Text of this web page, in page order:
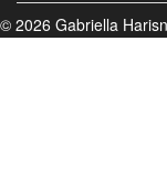
© 2026 Gabriella